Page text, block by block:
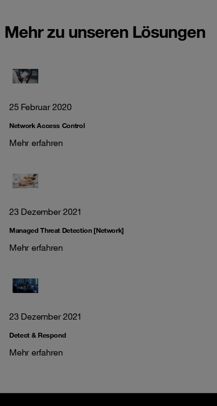
Mehr zu unseren Lösungen
25 Februar 2020
Network Access Control
Mehr erfahren
23 Dezember 2021
Managed Threat Detection [Network]
Mehr erfahren
23 Dezember 2021
Detect & Respond
Mehr erfahren